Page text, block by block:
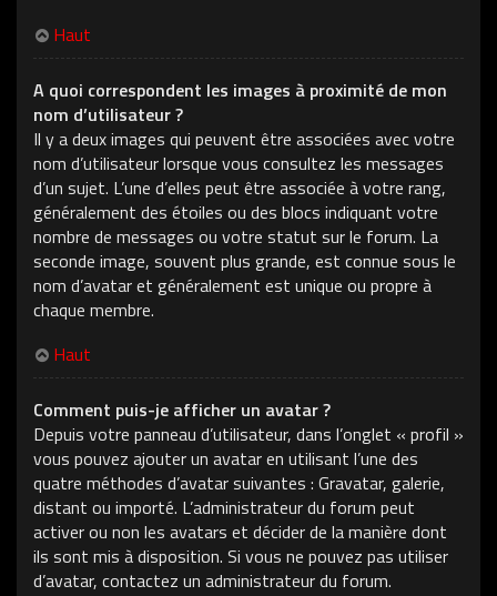
Haut
A quoi correspondent les images à proximité de mon
nom d’utilisateur ?
Il y a deux images qui peuvent être associées avec votre
nom d’utilisateur lorsque vous consultez les messages
d’un sujet. L’une d’elles peut être associée à votre rang,
généralement des étoiles ou des blocs indiquant votre
nombre de messages ou votre statut sur le forum. La
seconde image, souvent plus grande, est connue sous le
nom d’avatar et généralement est unique ou propre à
chaque membre.
Haut
Comment puis-je afficher un avatar ?
Depuis votre panneau d’utilisateur, dans l’onglet « profil »
vous pouvez ajouter un avatar en utilisant l’une des
quatre méthodes d’avatar suivantes : Gravatar, galerie,
distant ou importé. L’administrateur du forum peut
activer ou non les avatars et décider de la manière dont
ils sont mis à disposition. Si vous ne pouvez pas utiliser
d’avatar, contactez un administrateur du forum.